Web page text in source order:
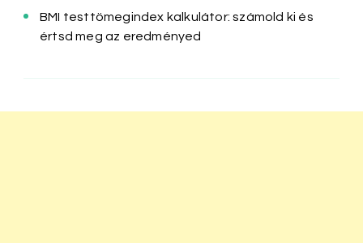
BMI testtömegindex kalkulátor: számold ki és
értsd meg az eredményed